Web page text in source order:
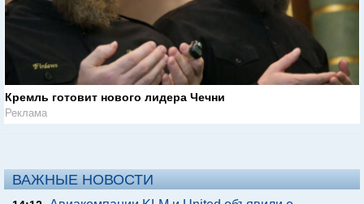
Кремль готовит нового лидера Чечни
Реклама
ВАЖНЫЕ НОВОСТИ